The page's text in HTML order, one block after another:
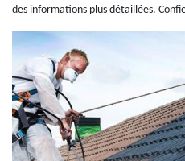
des informations plus détaillées.